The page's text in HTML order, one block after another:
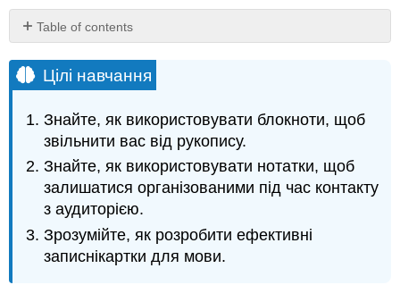
Table of contents
навчання
Мета
спікера
Основні
поради
щодо
використання
нотаток
Включити
лише
Цілі навчання
Знайте, як використовувати блокноти, щоб
звільнити вас від рукопису.
Знайте, як використовувати нотатки, щоб
залишатися організованими під час контакту
з аудиторією.
Зрозумійте, як розробити ефективні
записнікартки для мови.